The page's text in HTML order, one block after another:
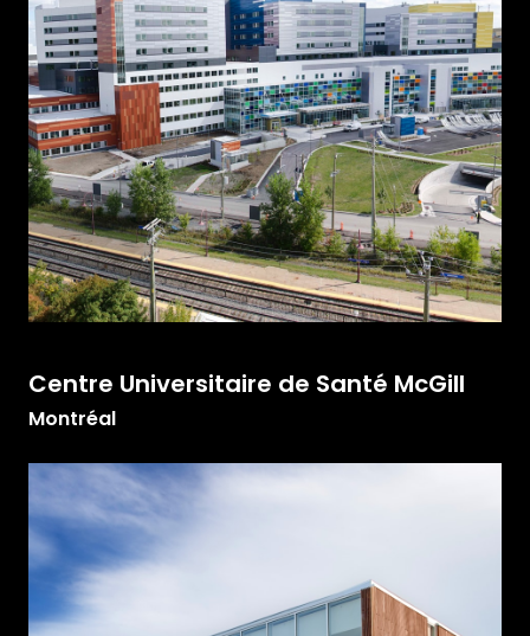
Centre Universitaire de Santé McGill
Montréal